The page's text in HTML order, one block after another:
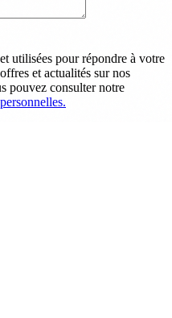
utilisées pour répondre à votre
et actualités sur nos
pouvez consulter notre